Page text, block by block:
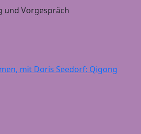
und Vorgespräch